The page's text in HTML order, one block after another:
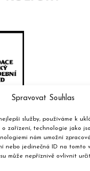
Spravovat Souhlas
služby, používáme k
zařízení, technologie jako
nám umožní
nebo jedinečná ID na tomto
může nepříznivě ovlivnit